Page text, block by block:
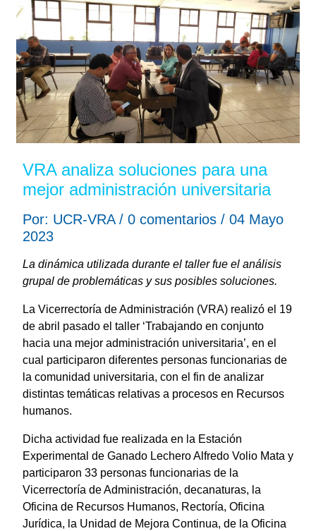
VRA analiza soluciones para una
mejor administración universitaria
Por: UCR-VRA / 0 comentarios / 04 Mayo
2023
La dinámica utilizada durante el taller fue el análisis
grupal de problemáticas y sus posibles soluciones.
La Vicerrectoría de Administración (VRA) realizó el 19
de abril pasado el taller ‘Trabajando en conjunto
hacia una mejor administración universitaria’, en el
cual participaron diferentes personas funcionarias de
la comunidad universitaria, con el fin de analizar
distintas temáticas relativas a procesos en Recursos
humanos.
Dicha actividad fue realizada en la Estación
Experimental de Ganado Lechero Alfredo Volio Mata y
participaron 33 personas funcionarias de la
Vicerrectoría de Administración, decanaturas, la
Oficina de Recursos Humanos, Rectoría, Oficina
Jurídica, la Unidad de Mejora Continua, de la Oficina